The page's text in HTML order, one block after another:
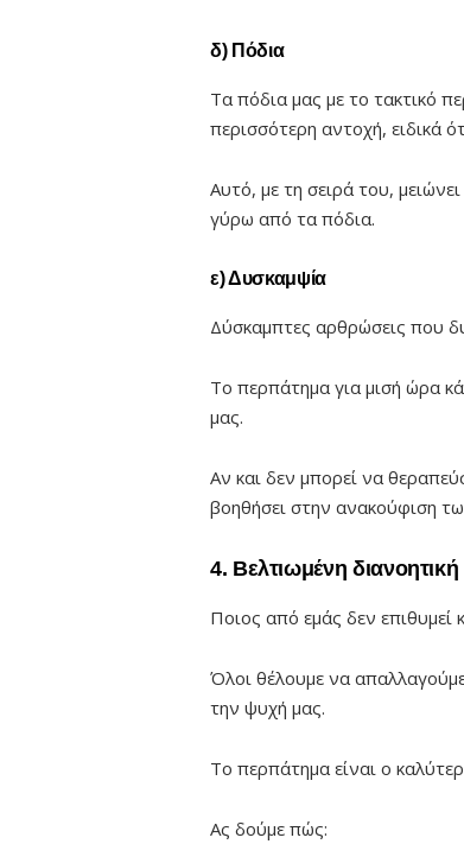
δ) Πόδια
Τα πόδια μας με το τακτικό
περισσότερη αντοχή, ειδικά
Αυτό, με τη σειρά του,
γύρω από τα πόδια.
ε) Δυσκαμψία
Δύσκαμπτες αρθρώσεις που
Το περπάτημα για μισή ώρα
μας.
Αν και δεν μπορεί να
βοηθήσει στην ανακούφιση
4. Βελτιωμένη διανοητική
Ποιος από εμάς δεν επιθυμεί
Όλοι θέλουμε να
την ψυχή μας.
Το περπάτημα είναι ο
Ας δούμε πώς: